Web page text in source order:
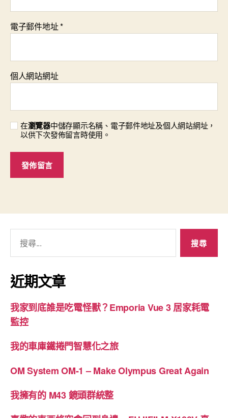
電子郵件地址*
個人網站網址
在瀏覽器中儲存顯示名稱、電子郵件地址及個人網站網址，
以供下次發佈留言時使用。
關
鍵
字:
近期文章
我家到底誰是吃電怪獸？Emporia Vue 3 居家耗電
監控
我的車庫鐵捲門智慧化之旅
OM System OM-1 – Make Olympus Great Again
我擁有的 M43 鏡頭群統整